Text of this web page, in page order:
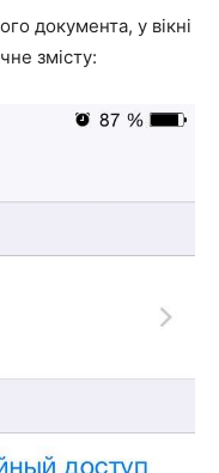
документа, у вікні
змісту: